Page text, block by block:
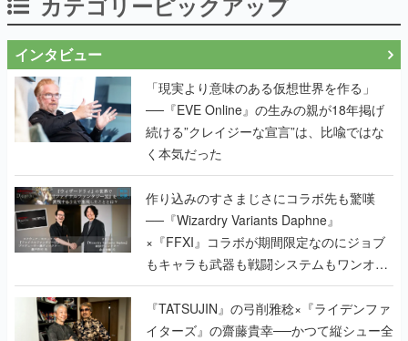
インタビュー
「現実より意味のある仮想世界を作る」
──『EVE Online』の生みの親が18年掲げ
続ける”クレイジーな宣言”は、比喩ではな
く本気だった
作り込みのすさまじさにコラボ先も驚嘆
──『Wizardry Variants Daphne』
×『FFXI』コラボが期間限定なのにジョブ
もキャラも武器も戦闘システムもワンオフ
で作り込まれた理由を両ディレクターに聞
く
『TATSUJIN』の弓削雅稔×『ライデンファ
イターズ』の齋藤貴幸──かつて縦シュー全